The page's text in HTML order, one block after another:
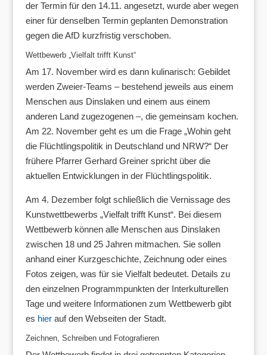
der Termin für den 14.11. angesetzt, wurde aber wegen
einer für denselben Termin geplanten Demonstration
gegen die AfD kurzfristig verschoben.
Wettbewerb „Vielfalt trifft Kunst“
Am 17. November wird es dann kulinarisch: Gebildet
werden Zweier-Teams – bestehend jeweils aus einem
Menschen aus Dinslaken und einem aus einem
anderen Land zugezogenen –, die gemeinsam kochen.
Am 22. November geht es um die Frage „Wohin geht
die Flüchtlingspolitik in Deutschland und NRW?“ Der
frühere Pfarrer Gerhard Greiner spricht über die
aktuellen Entwicklungen in der Flüchtlingspolitik.
Am 4. Dezember folgt schließlich die Vernissage des
Kunstwettbewerbs „Vielfalt trifft Kunst“. Bei diesem
Wettbewerb können alle Menschen aus Dinslaken
zwischen 18 und 25 Jahren mitmachen. Sie sollen
anhand einer Kurzgeschichte, Zeichnung oder eines
Fotos zeigen, was für sie Vielfalt bedeutet. Details zu
den einzelnen Programmpunkten der Interkulturellen
Tage und weitere Informationen zum Wettbewerb gibt
es hierauf den Webseiten der Stadt.
Zeichnen, Schreiben und Fotografieren